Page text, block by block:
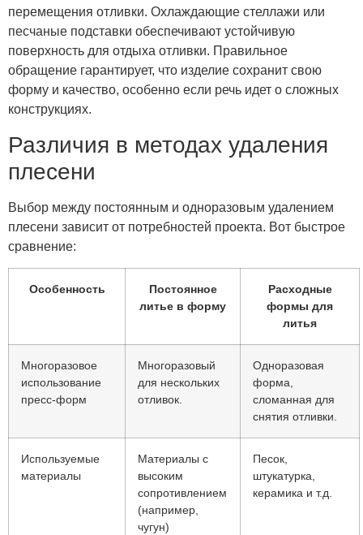
перемещения отливки. Охлаждающие стеллажи или
песчаные подставки обеспечивают устойчивую
поверхность для отдыха отливки. Правильное
обращение гарантирует, что изделие сохранит свою
форму и качество, особенно если речь идет о сложных
конструкциях.
Различия в методах удаления
плесени
Выбор между постоянным и одноразовым удалением
плесени зависит от потребностей проекта. Вот быстрое
сравнение:
Особенность
Постоянное
литье в форму
Расходные
формы для
литья
Многоразовое
использование
пресс-форм
Многоразовый
для нескольких
отливок.
Одноразовая
форма,
сломанная для
снятия отливки.
Используемые
материалы
Материалы с
высоким
сопротивлением
(например,
чугун)
Песок,
штукатурка,
керамика и т.д.